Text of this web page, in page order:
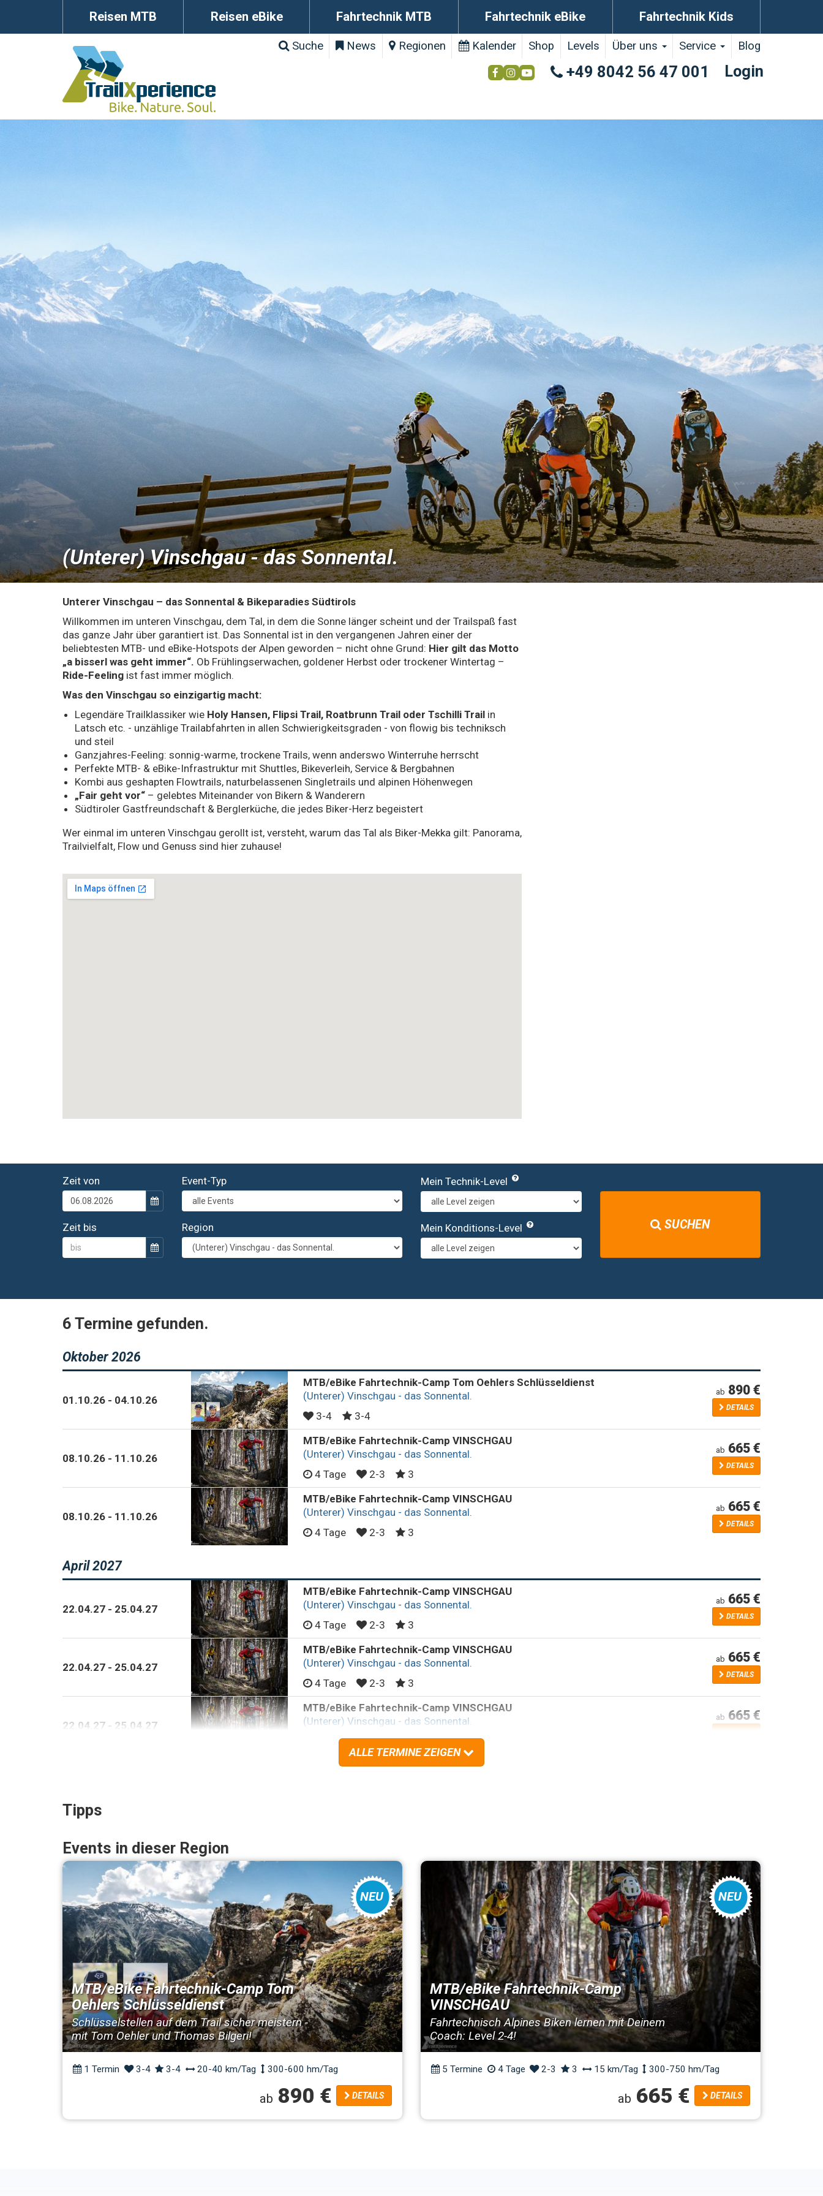
Reisen MTB Reisen eBike Fahrtechnik MTB Fahrtechnik eBike Fahrtechnik Kids
Suche News Regionen Kalender Shop Levels Über uns Service Blog
Login
+49 8042 56 47 001
(Unterer) Vinschgau - das Sonnental.
Unterer Vinschgau – das Sonnental & Bikeparadies Südtirols
Willkommen im unteren Vinschgau, dem Tal, in dem die Sonne länger scheint und der Trailspaß fast
das ganze Jahr über garantiert ist. Das Sonnental ist in den vergangenen Jahren einer der
beliebtesten MTB- und eBike-Hotspots der Alpen geworden – nicht ohne Grund: Hier gilt das Motto
„a bisserl was geht immer“. Ob Frühlingserwachen, goldener Herbst oder trockener Wintertag –
Ride-Feeling ist fast immer möglich.
Was den Vinschgau so einzigartig macht:
Legendäre Trailklassiker wie Holy Hansen, Flipsi Trail, Roatbrunn Trail oder Tschilli Trailin
Latsch etc. - unzählige Trailabfahrten in allen Schwierigkeitsgraden - von flowig bis techniksch
und steil
Ganzjahres-Feeling: sonnig-warme, trockene Trails, wenn anderswo Winterruhe herrscht
Perfekte MTB- & eBike-Infrastruktur mit Shuttles, Bikeverleih, Service & Bergbahnen
Kombi aus geshapten Flowtrails, naturbelassenen Singletrails und alpinen Höhenwegen
„Fair geht vor“– gelebtes Miteinander von Bikern & Wanderern
Südtiroler Gastfreundschaft & Berglerküche, die jedes Biker-Herz begeistert
Wer einmal im unteren Vinschgau gerollt ist, versteht, warum das Tal als Biker-Mekka gilt: Panorama,
Trailvielfalt, Flow und Genuss sind hier zuhause!
Zeit von
Zeit bis
Event-Typ
Region
Mein Technik-Level
Mein Konditions-Level SUCHEN
6 Termine gefunden.
Oktober 2026
01 .10.26 - 04.10.26
MTB/eBike Fahrtechnik-Camp Tom Oehlers Schlüsseldienst
(Unterer) Vinschgau - das Sonnental.
3-4
3-4
ab 890 €
DETAILS
08.10.26 - 11 .10.26
MTB/eBike Fahrtechnik-Camp VINSCHGAU
(Unterer) Vinschgau - das Sonnental.
4 Tage
2-3 3
ab 665 €
DETAILS
08.10.26 - 11 .10.26
MTB/eBike Fahrtechnik-Camp VINSCHGAU
(Unterer) Vinschgau - das Sonnental.
4 Tage
2-3 3
ab 665 €
DETAILS
April 2027
22.04.27 - 25.04.27
MTB/eBike Fahrtechnik-Camp VINSCHGAU
(Unterer) Vinschgau - das Sonnental.
4 Tage
2-3 3
ab 665 €
DETAILS
22.04.27 - 25.04.27
MTB/eBike Fahrtechnik-Camp VINSCHGAU
(Unterer) Vinschgau - das Sonnental.
4 Tage
2-3 3
ab 665 €
DETAILS
22 04 27 25 04 27
MTB/eBike Fahrtechnik-Camp VINSCHGAU
(Unterer) Vinschgau - das Sonnental.
4 Tage
2-3 3
ab 665 €
ALLE TERMINE ZEIGEN
Tipps
Events in dieser Region
NEU
MTB/eBike Fahrtechnik-Camp Tom
Oehlers Schlüsseldienst
Schlüsselstellen auf dem Trail sicher meistern -
mit Tom Oehler und Thomas Bilgeri!
1 Termin 3-4 3-4 20-40 km/Tag 300-600 hm/Tag
DETAILS
ab 890 €
NEU
MTB/eBike Fahrtechnik-Camp
VINSCHGAU
Fahrtechnisch Alpines Biken lernen mit Deinem
Coach: Level 2-4!
5 Termine 4 Tage 2-3 3 15 km/Tag 300-750 hm/Tag
DETAILS
ab 665 €